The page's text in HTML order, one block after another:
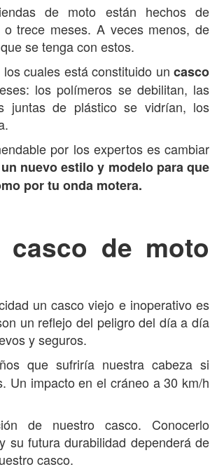
de moto están hechos de
trece meses. A veces menos, de
se tenga con estos.
cuales está constituido un casco
los polímeros se debilitan, las
juntas de plástico se vidrían, los
por los expertos es cambiar
nuevo estilo y modelo para que
por tu onda motera.
de moto
un casco viejo e inoperativo es
un reflejo del peligro del día a día
y seguros.
que sufriría nuestra cabeza si
Un impacto en el cráneo a 30 km/h
de nuestro casco. Conocerlo
su futura durabilidad dependerá de
casco.